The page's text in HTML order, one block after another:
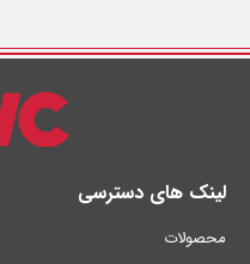
لینک های دسترسی
محصولات